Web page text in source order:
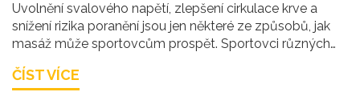
Uvolnění svalového napětí, zlepšení cirkulace krve a
snížení rizika poranění jsou jen některé ze způsobů, jak
masáž může sportovcům prospět. Sportovci různých
jako součásti jejich tréninkového plánu. Sportovní masáž
ČÍST VÍCE